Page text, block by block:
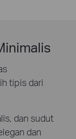
tipis dari
dan sudut
dan